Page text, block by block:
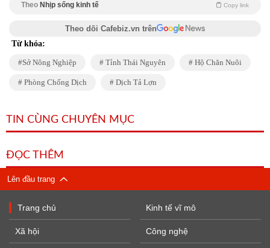
Theo Nhịp sống kinh tế Copy link
Theo dõi Cafebiz.vn trên
Từ khóa:
Sở Nông Nghiệp Tỉnh Thái Nguyên Hộ Chăn Nuôi
Phòng Chống Dịch Dịch Tả Lợn
TIN CÙNG CHUYÊN MỤC
ĐỌC THÊM
Lên đầu trang
Trang chủ
Xã hội
Kinh tế vĩ mô
Công nghệ